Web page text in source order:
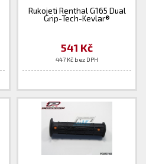
Rukojeti Renthal G165 Dual
Grip-Tech-Kevlar®
541 Kč
447 Kč bez DPH